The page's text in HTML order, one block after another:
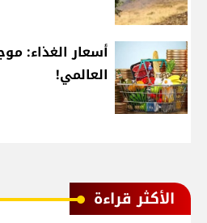
أسعار الغذاء:
العالمي!
الأكثر قراءة